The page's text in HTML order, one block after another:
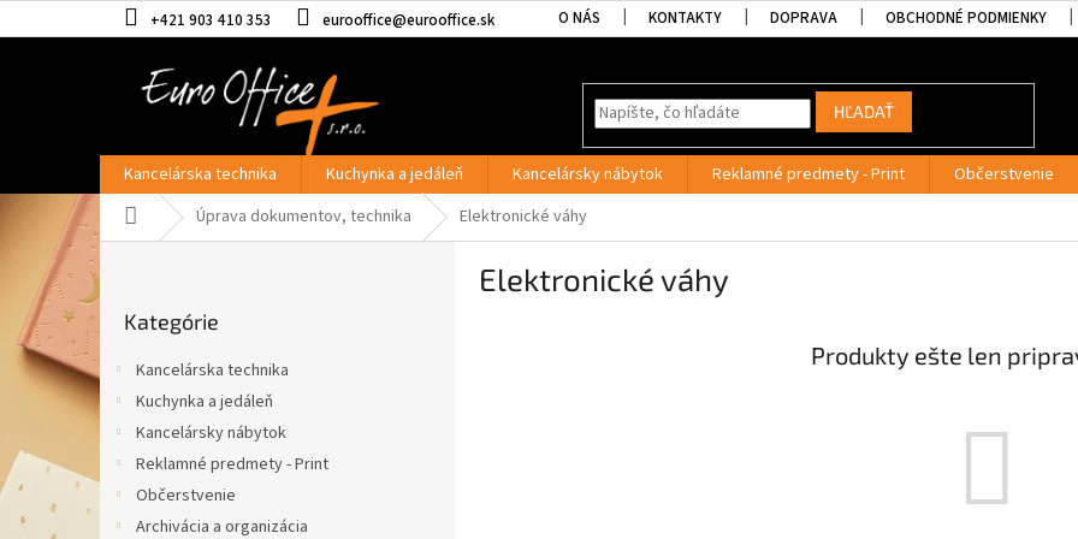
na
+421 903 410 353 eurooffice@eurooffice.sk O NÁS KONTAKTY DOPRAVA OBCHODNÉ PODMIENKY
HĽADAŤ
Kancelárska technika Kuchynka a jedáleň Kancelársky nábytok Reklamné predmety - Print Občerstvenie
DomovÚprava dokumentov, technika Elektronické váhy
o
č
p
a
l
kategórie
Kategórie
Kancelárska technika
Kuchynka a jedáleň
Kancelársky nábytok
Reklamné predmety - Print
Občerstvenie
Archivácia a organizácia
Elektronické váhy
Produkty ešte len